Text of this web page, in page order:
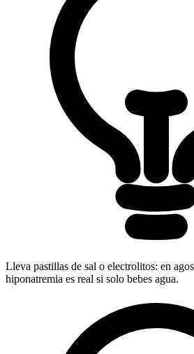
Lleva pastillas de sal o electrolitos: en
hiponatremia es real si solo bebes agua.